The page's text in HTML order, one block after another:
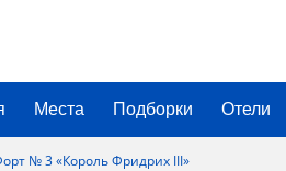
Места Подборки Отели
№ 3 «Король Фридрих III»